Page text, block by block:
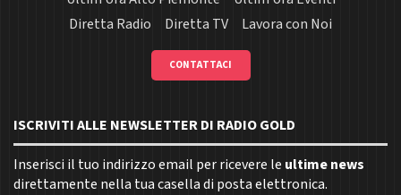
Diretta Radio
Diretta TV Lavora con Noi
CONTATTACI
ISCRIVITI ALLE NEWSLETTER DI RADIO GOLD
Inserisci il tuo indirizzo email per ricevere le ultime news
direttamente nella tua casella di posta elettronica.